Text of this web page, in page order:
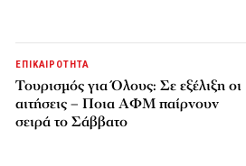
ΕΠΙΚΑΙΡΟΤΗΤΑ
Τουρισμός για Όλους: Σε εξέλιξη οι
αιτήσεις – Ποια ΑΦΜ παίρνουν
σειρά το Σάββατο